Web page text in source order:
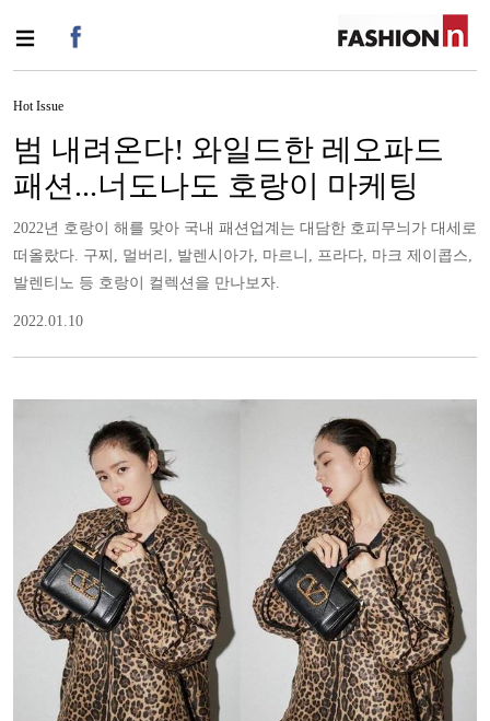
Hot Issue
범 내려온다! 와일드한 레오파드
패션...너도나도 호랑이 마케팅
2022년 호랑이 해를 맞아 국내 패션업계는 대담한 호피무늬가 대세로
떠올랐다. 구찌, 멀버리, 발렌시아가, 마르니, 프라다, 마크 제이콥스,
발렌티노 등 호랑이 컬렉션을 만나보자.
2022.01.10